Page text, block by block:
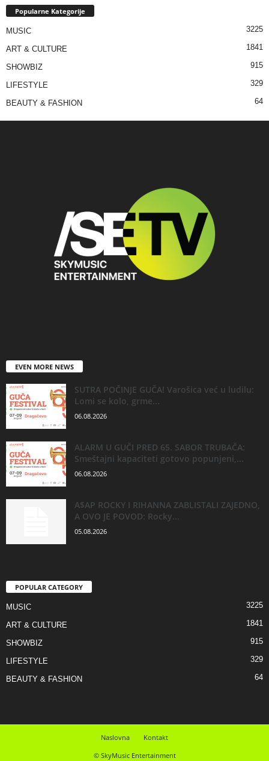
Popularne Kategorije
MUSIC 3225
ART & CULTURE 1841
SHOWBIZ 915
LIFESTYLE 329
BEAUTY & FASHION 64
EVEN MORE NEWS
SUTRA POČINJE GUČA! Varošica već u ludilu:
Lomi se kolo, grme...
06.08.2026
ALARM U GUČI PRED 65. SABOR TRUBAČA:
Smeštajni kapaciteti gotovo popunjeni,...
06.08.2026
A$AP ROCKY I RIHANNA ZABLISTALI ZAJEDNO,
A OVO JE POVOD: Rocky...
05.08.2026
POPULAR CATEGORY
MUSIC 3225
ART & CULTURE 1841
SHOWBIZ 915
LIFESTYLE 329
BEAUTY & FASHION 64
Naslovna
Kontakt
© SkyMusic Entertainment